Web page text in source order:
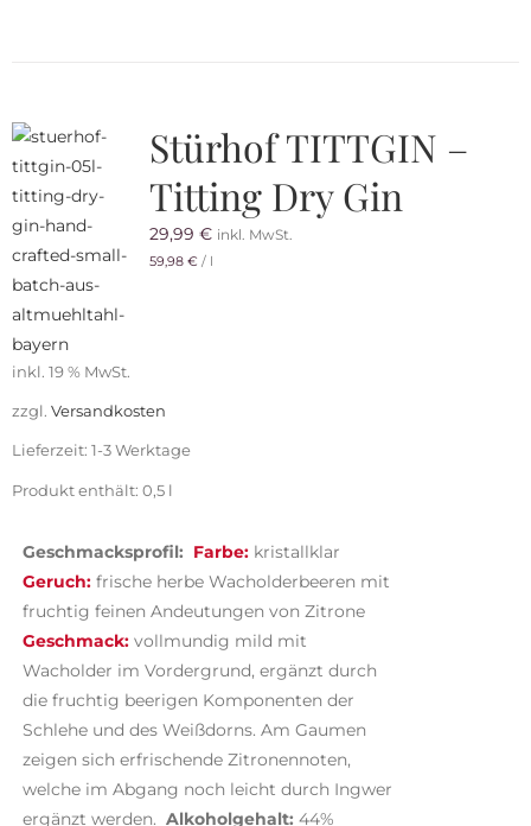
Stürhof TITTGIN –
Titting Dry Gin
29,99 € inkl. MwSt.
59,98 €/ l
inkl. 19 % MwSt.
zzgl. Versandkosten
Lieferzeit: 1-3 Werktage
Produkt enthält: 0,5 l
Geschmacksprofil: Farbe: kristallklar
Geruch: frische herbe Wacholderbeeren mit
fruchtig feinen Andeutungen von Zitrone
Geschmack: vollmundig mild mit
Wacholder im Vordergrund, ergänzt durch
die fruchtig beerigen Komponenten der
Schlehe und des Weißdorns. Am Gaumen
zeigen sich erfrischende Zitronennoten,
welche im Abgang noch leicht durch Ingwer
ergänzt werden. Alkoholgehalt: 44%